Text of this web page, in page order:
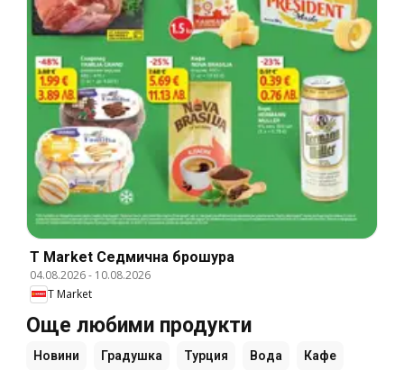
T Market Cедмична брошура
04.08.2026- 10.08.2026
T Market
Още любими продукти
Новини Градушка Турция Вода Кафе